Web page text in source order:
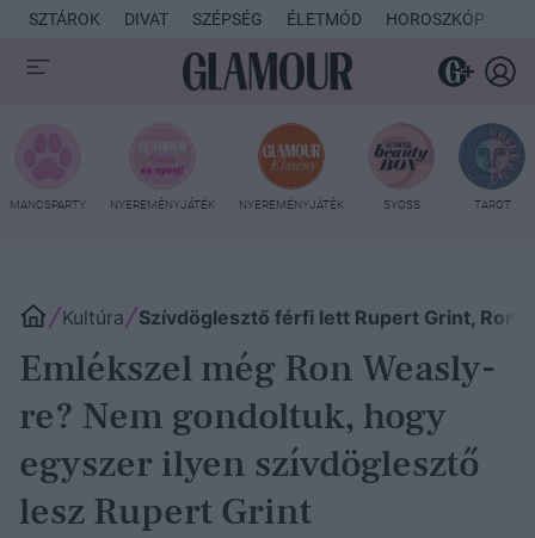
SZTÁROK DIVAT SZÉPSÉG ÉLETMÓD HOROSZKÓP
MANCSPARTY NYEREMÉNYJÁTÉK NYEREMÉNYJÁTÉK SYOSS TAROT
Kultúra Szívdöglesztő férfi lett Rupert Grint, Ron
Emlékszel még Ron Weasly-
re? Nem gondoltuk, hogy
egyszer ilyen szívdöglesztő
lesz Rupert Grint